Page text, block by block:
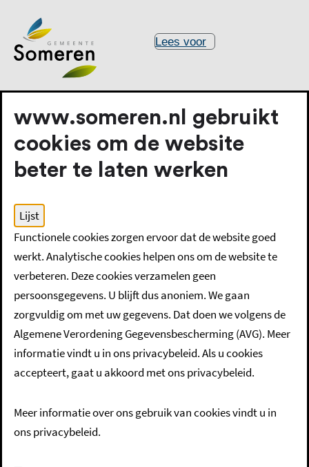
Lees voor
Betalingsregeling voor gemeentebelastingen
Betalingsregeling voor
gemeentebelastingen
Direct regelen
www.someren.nl gebruikt
cookies om de website
beter te laten werken
Lijst
Functionele cookies zorgen ervoor dat de website goed
werkt. Analytische cookies helpen ons om de website te
verbeteren. Deze cookies verzamelen geen
persoonsgegevens. U blijft dus anoniem. We gaan
zorgvuldig om met uw gegevens. Dat doen we volgens de
Algemene Verordening Gegevensbescherming (AVG). Meer
informatie vindt u in ons privacybeleid. Als u cookies
accepteert, gaat u akkoord met ons privacybeleid.
Meer informatie over ons gebruik van cookies vindt u in
ons privacybeleid.